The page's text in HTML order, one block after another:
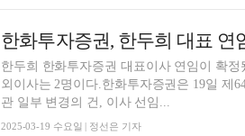
한화투자증권, 한두희 대표 연
한두희 한화투자증권 대표이사 연임이 확
외이사는 2명이다.한화투자증권은 19일 제
관 일부 변경의 건, 이사 선임...
2025-03-19 수요일 | 정선은 기자